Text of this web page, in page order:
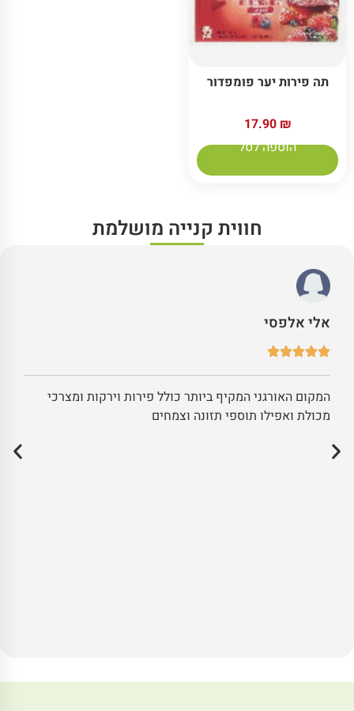
תה פירות יער פומפדור
17.90 ₪
הוספה לסל
חווית קנייה מושלמת
אלי אלפסי
המקום האורגני המקיף ביותר כולל פירות וירקות ומצרכי
מכולת ואפילו תוספי תזונה וצמחים